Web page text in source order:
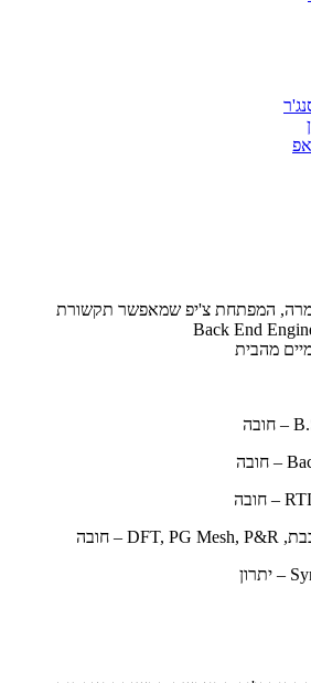
המפתחת צ'יפ שמאפשר תקשורת
מהבית